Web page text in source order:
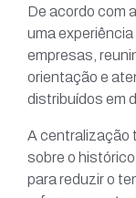
De acordo com
uma
empresas,
orientação e
distribuídos em
A centralização
sobre o
para reduzir o